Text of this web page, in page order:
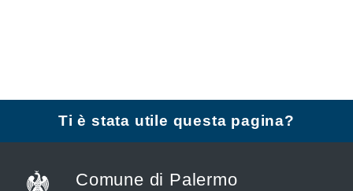
Ti è stata utile questa pagina?
Comune di Palermo